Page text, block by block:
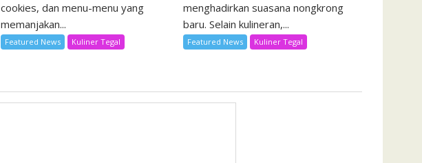
cookies, dan menu-menu yang
memanjakan...
Featured News Kuliner Tegal
menghadirkan suasana nongkrong
baru. Selain kulineran,...
Featured News Kuliner Tegal